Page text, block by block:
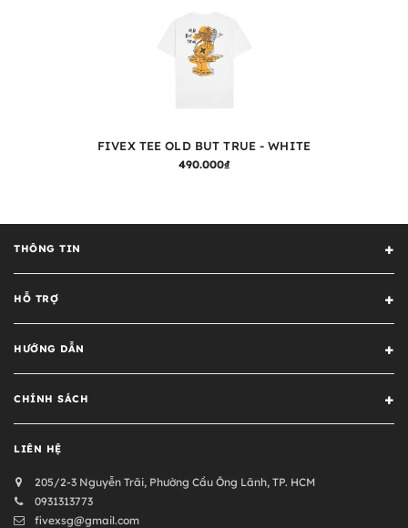
FIVEX TEE OLD BUT TRUE - WHITE
490.000₫
THÔNG TIN
HỖ TRỢ
HƯỚNG DẪN
CHÍNH SÁCH
LIÊN HỆ
205/2-3 Nguyễn Trãi, Phường Cầu Ông Lãnh, TP. HCM
0931313773
fivexsg@gmail.com